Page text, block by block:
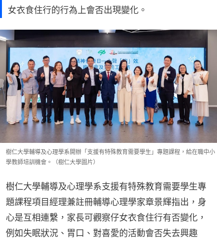
女衣食住行的行為上會否出現變化。
樹仁大學輔導及心理學系開辦「支援有特殊教育需要學生」專題課程，給在職中小
學教師培訓機會。（樹仁大學圖片）
樹仁大學輔導及心理學系支援有特殊教育需要學生專
題課程項目經理兼註冊輔導心理學家章景輝指出，身
心是互相連繫，家長可觀察仔女衣食住行有否變化，
例如失眠狀況、胃口、對喜愛的活動會否失去興趣